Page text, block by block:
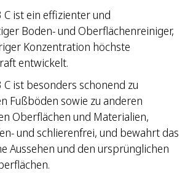
C ist ein effizienter und
Boden- und Oberflächenreiniger,
Konzentration höchste
entwickelt.
C ist besonders schonend zu
Fußböden sowie zu anderen
Oberflächen und Materialien,
und schlierenfrei, und bewahrt das
Aussehen und den ursprünglichen